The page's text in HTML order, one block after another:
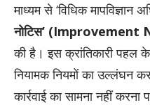
माध्यम से ‘विधिक मापविज्ञान
नोटिस’ (Improvement
की है। इस क्रांतिकारी पहल
नियामक नियमों का उल्लंघन
कार्रवाई का सामना नहीं